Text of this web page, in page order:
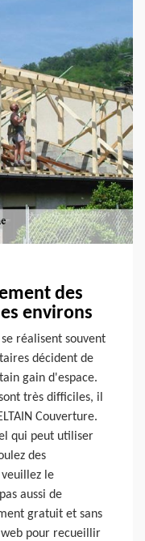
des
environs
réalisent souvent
décident de
gain d'espace.
très difficiles, il
Couverture.
qui peut utiliser
des
le
aussi de
gratuit et sans
pour recueillir